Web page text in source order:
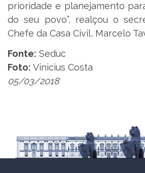
prioridade e planejamento
do seu povo”, realçou o
Chefe da Casa Civil, Marcelo
Fonte: Seduc
Foto: Vinicius Costa
05/03/2018